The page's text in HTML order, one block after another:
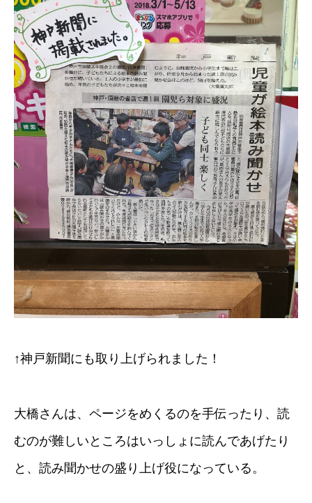
↑神戸新聞にも取り上げられました！
大橋さんは、ページをめくるのを手伝ったり、読
むのが難しいところはいっしょに読んであげたり
と、読み聞かせの盛り上げ役になっている。